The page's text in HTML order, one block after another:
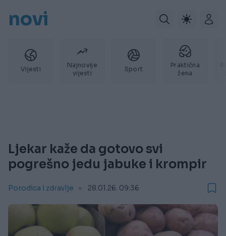
novi
Vijesti
Najnovije
vijesti
Sport
Praktična
žena
Ljekar kaže da gotovo svi
pogrešno jedu jabuke i krompir
Porodica i zdravlje 28.01.26. 09:36